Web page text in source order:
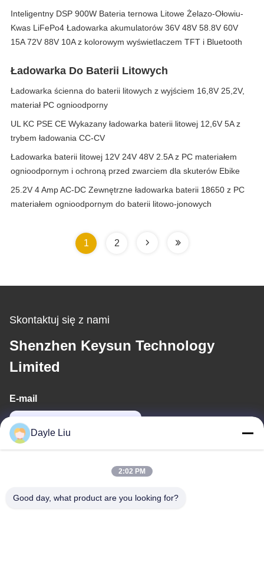
Inteligentny DSP 900W Bateria ternowa Litowe Żelazo-Ołowiu-
Kwas LiFePo4 Ładowarka akumulatorów 36V 48V 58.8V 60V
15A 72V 88V 10A z kolorowym wyświetlaczem TFT i Bluetooth
Ładowarka Do Baterii Litowych
Ładowarka ścienna do baterii litowych z wyjściem 16,8V 25,2V,
materiał PC ognioodporny
UL KC PSE CE Wykazany ładowarka baterii litowej 12,6V 5A z
trybem ładowania CC-CV
Ładowarka baterii litowej 12V 24V 48V 2.5A z PC materiałem
ognioodpornym i ochroną przed zwarciem dla skuterów Ebike
25.2V 4 Amp AC-DC Zewnętrzne ładowarka baterii 18650 z PC
materiałem ognioodpornym do baterii litowo-jonowych
1 2
Skontaktuj się z nami
Shenzhen Keysun Technology
Limited
E-mail
Dayle Liu
2:02 PM
Good day, what product are you looking for?